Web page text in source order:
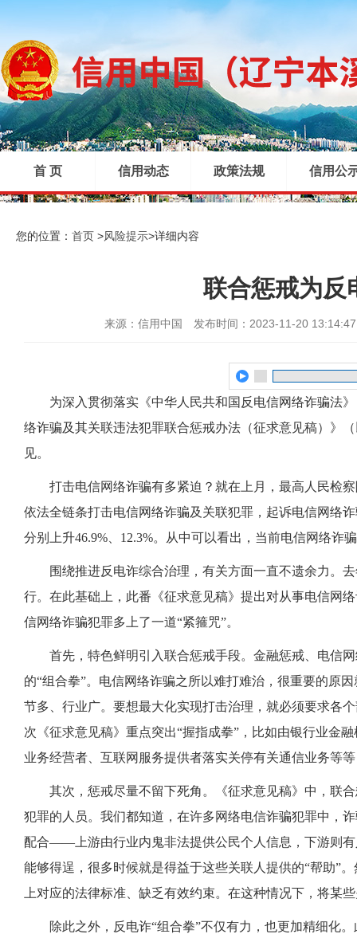
首 页
|
信用动态
|
政策法规 信用公
您的位置： 首页 >风险提示>详细内容
联合惩戒为反
来源：信用中国 发布时间：2023-11-20 13:14:47
为深入贯彻落实《中华人民共和国反电信网络诈骗法
络诈骗及其关联违法犯罪联合惩戒办法（征求意见稿）》
见。
打击电信网络诈骗有多紧迫？就在上月，最高人民检察
依法全链条打击电信网络诈骗及关联犯罪，起诉电信网络
分别上升46.9%、12.3%。从中可以看出，当前电信网络诈
围绕推进反电诈综合治理，有关方面一直不遗余力。去
行。在此基础上，此番《征求意见稿》提出对从事电信网
信网络诈骗犯罪多上了一道“紧箍咒”。
首先，特色鲜明引入联合惩戒手段。金融惩戒、电信网
的“组合拳”。电信网络诈骗之所以难打难治，很重要的原
节多、行业广。要想最大化实现打击治理，就必须要求各
次《征求意见稿》重点突出“握指成拳”，比如由银行业金
业务经营者、互联网服务提供者落实关停有关通信业务等
其次，惩戒尽量不留下死角。《征求意见稿》中，联合
犯罪的人员。我们都知道，在许多网络电信诈骗犯罪中，
配合——上游由行业内鬼非法提供公民个人信息，下游则
能够得逞，很多时候就是得益于这些关联人提供的“帮助”
上对应的法律标准、缺乏有效约束。在这种情况下，将某
除此之外，反电诈“组合拳”不仅有力，也更加精细化。